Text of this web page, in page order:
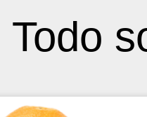
Todo